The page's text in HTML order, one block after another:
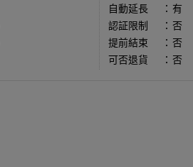
自動延長
： 有
認証限制
： 否
提前結束
： 否
可否退貨
： 否